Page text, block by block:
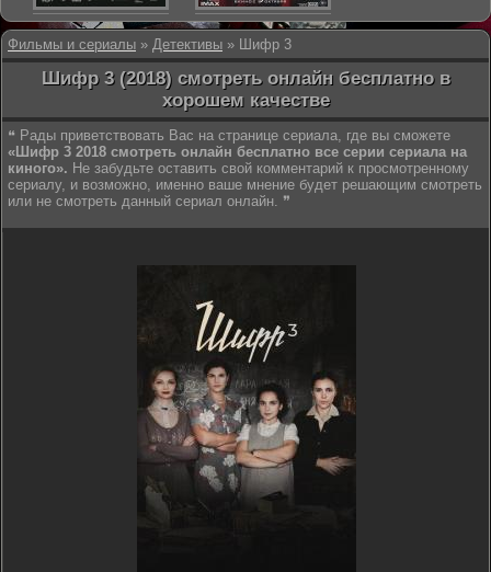
Фильмы и сериалы » Детективы » Шифр 3
Шифр 3 (2018) смотреть онлайн бесплатно в
хорошем качестве
❝ Рады приветствовать Вас на странице сериала, где вы сможете
«Шифр 3 2018 смотреть онлайн бесплатно все серии сериала на
киного». Не забудьте оставить свой комментарий к просмотренному
сериалу, и возможно, именно ваше мнение будет решающим смотреть
или не смотреть данный сериал онлайн. ❞